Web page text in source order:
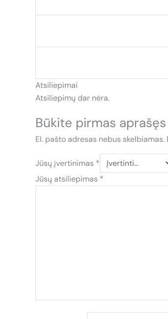
Atsiliepimai
Atsiliepimų dar nėra.
Būkite pirmas aprašęs
El. pašto adresas nebus skelbiamas.
Jūsų įvertinimas *
Jūsų atsiliepimas *